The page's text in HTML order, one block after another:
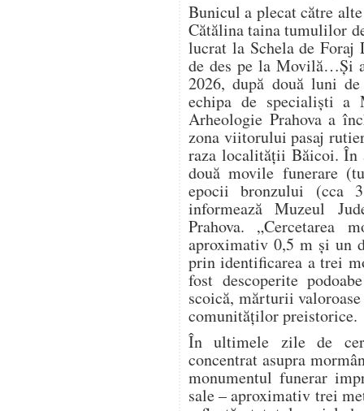
Bunicul a plecat către
Cătălina taina tumulilor
lucrat la Schela de
de des pe la Movilă…Și
2026, după două luni
echipa de specialiști a
Arheologie Prahova a
zona viitorului pasaj
raza localității Băicoi. În
două movile funerare
epocii bronzului (cca
informează Muzeul
Prahova.
aproximativ 0,5 m și un
prin identificarea a trei
fost descoperite
scoică, mărturii
comunităților preistorice.
În ultimele zile de
concentrat asupra
monumentul funerar
sale – aproximativ trei